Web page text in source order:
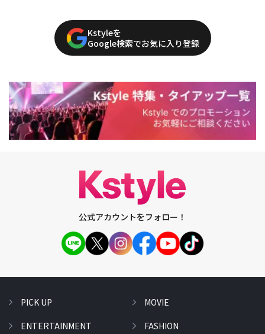
Kstyleを
Google検索でお気に入り登録
公式アカウントをフォロー！
PICK UP
ENTERTAINMENT
MOVIE
FASHION